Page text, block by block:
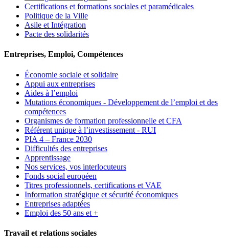
Certifications et formations sociales et paramédicales
Politique de la Ville
Asile et Intégration
Pacte des solidarités
Entreprises, Emploi, Compétences
Économie sociale et solidaire
Appui aux entreprises
Aides à l’emploi
Mutations économiques - Développement de l’emploi et des
compétences
Organismes de formation professionnelle et CFA
Référent unique à l’investissement - RUI
PIA 4 – France 2030
Difficultés des entreprises
Apprentissage
Nos services, vos interlocuteurs
Fonds social européen
Titres professionnels, certifications et VAE
Information stratégique et sécurité économiques
Entreprises adaptées
Emploi des 50 ans et +
Travail et relations sociales